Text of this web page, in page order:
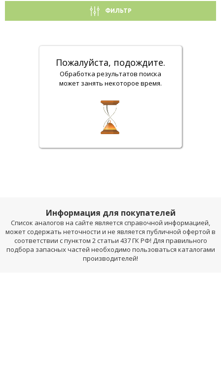
ФИЛЬТР
Пожалуйста, подождите.
Обработка результатов поиска
может занять некоторое время.
Информация для покупателей
Список аналогов на сайте является справочной информацией,
может содержать неточности и не является публичной офертой в
соответствии с пунктом 2 статьи 437 ГК РФ! Для правильного
подбора запасных частей необходимо пользоваться каталогами
производителей!